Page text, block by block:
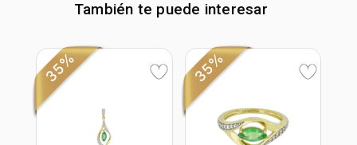
También te puede interesar
35% 35%